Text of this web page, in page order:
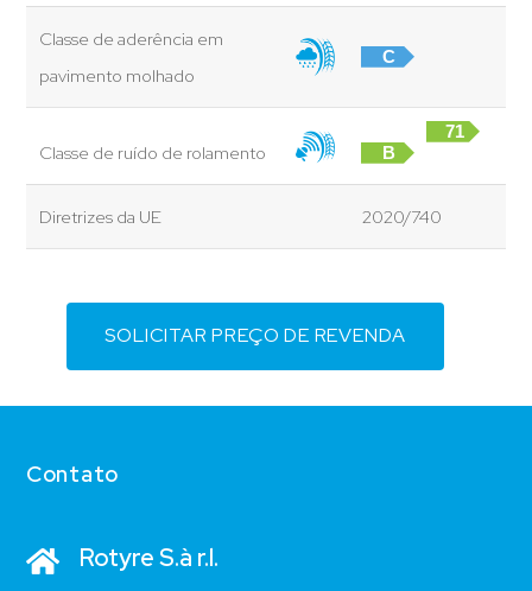
Classe de aderência em
pavimento molhado
C
Classe de ruído de rolamento B
71
Diretrizes da UE 2020/740
SOLICITAR PREÇO DE REVENDA
Contato
Rotyre S.à r.l.